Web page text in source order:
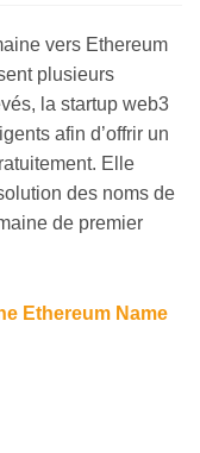
vers Ethereum
plusieurs
la startup web3
afin d’offrir un
Elle
des noms de
de premier
Ethereum Name